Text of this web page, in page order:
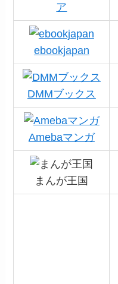
ア
ebookjapan
DMMブックス
Amebaマンガ
まんが王国